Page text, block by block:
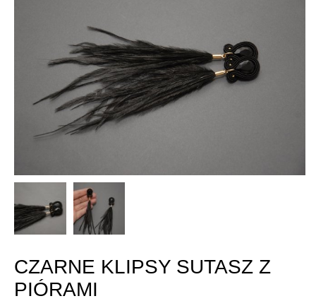
CZARNE KLIPSY SUTASZ Z
PIÓRAMI